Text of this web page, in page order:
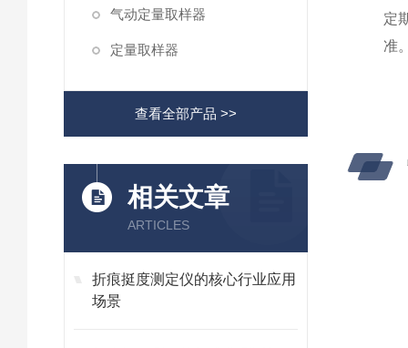
气动定量取样器
定量取样器
查看全部产品 >>
相关文章
ARTICLES
折痕挺度测定仪的核心行业应用
场景
定
准